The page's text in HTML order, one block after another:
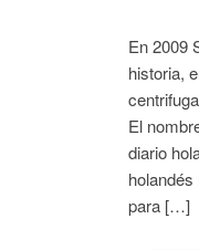
En 2009
historia,
El
diario
para […]